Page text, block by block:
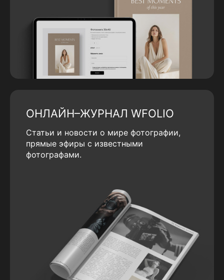
ОНЛАЙН–ЖУРНАЛ WFOLIO
Статьи и новости о мире фотографии,
прямые эфиры с известными
фотографами.